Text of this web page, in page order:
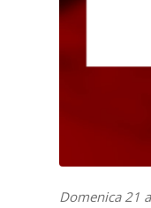
Domenica 21